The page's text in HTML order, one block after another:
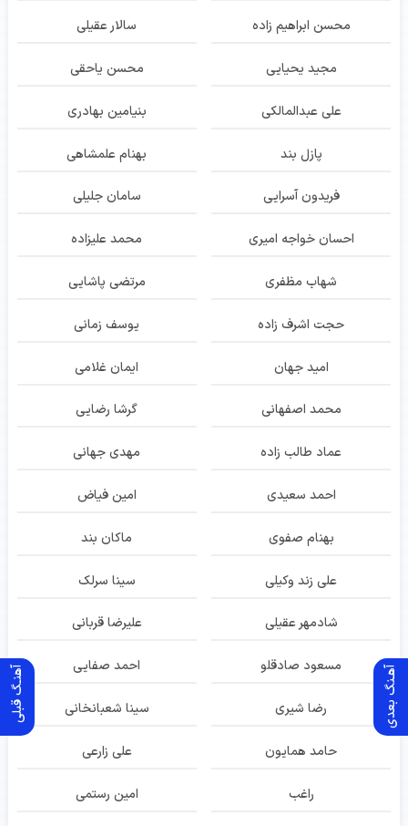
آهنـگ قبلی آهـنگ بعدی
محسن ابراهیم زاده سالار عقیلی
مجید یحیایی محسن یاحقی
علی عبدالمالکی بنیامین بهادری
پازل بند بهنام علمشاهی
فریدون آسرایی سامان جلیلی
احسان خواجه امیری محمد علیزاده
شهاب مظفری مرتضی پاشایی
حجت اشرف زاده یوسف زمانی
امید جهان ایمان غلامی
محمد اصفهانی گرشا رضایی
عماد طالب زاده مهدی جهانی
احمد سعیدی امین فیاض
بهنام صفوی ماکان بند
علی زند وکیلی سینا سرلک
شادمهر عقیلی علیرضا قربانی
مسعود صادقلو احمد صفایی
رضا شیری سینا شعبانخانی
حامد همایون علی زارعی
راغب امین رستمی